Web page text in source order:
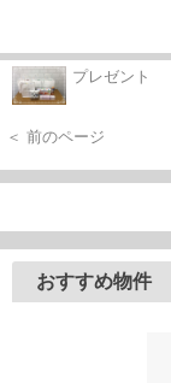
プレゼント
＜ 前のページ
おすすめ物件